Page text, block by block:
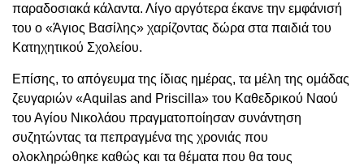
παραδοσιακά κάλαντα. Λίγο αργότερα έκανε την εμφάνισή
του ο «Άγιος Βασίλης» χαρίζοντας δώρα στα παιδιά του
Κατηχητικού Σχολείου.
Επίσης, το απόγευμα της ίδιας ημέρας, τα μέλη της ομάδας
ζευγαριών «Aquilas and Priscilla» του Καθεδρικού Ναού
του Αγίου Νικολάου πραγματοποίησαν συνάντηση
συζητώντας τα πεπραγμένα της χρονιάς που
ολοκληρώθηκε καθώς και τα θέματα που θα τους